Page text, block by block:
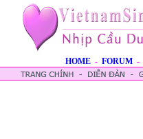
HOME - FORUM -